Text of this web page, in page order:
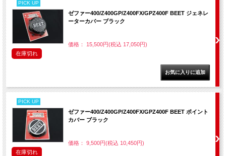
PICK UP
ゼファー400/Z400GP/Z400FX/GPZ400F BEET ジェネレ
ーターカバー ブラック
価格： 15,500円(税込 17,050円)
在庫切れ
PICK UP
ゼファー400/Z400GP/Z400FX/GPZ400F BEET ポイント
カバー ブラック
価格： 9,500円(税込 10,450円)
在庫切れ